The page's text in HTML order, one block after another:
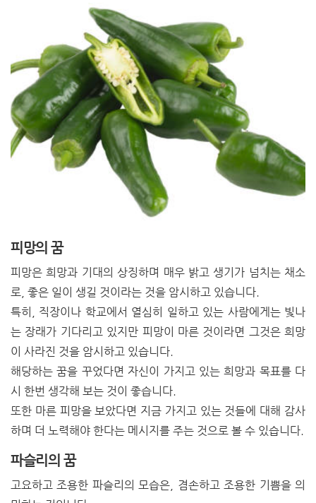
피망의 꿈
피망은 희망과 기대의 상징하며 매우 밝고 생기가 넘치는 채소
로, 좋은 일이 생길 것이라는 것을 암시하고 있습니다.
특히, 직장이나 학교에서 열심히 일하고 있는 사람에게는 빛나
는 장래가 기다리고 있지만 피망이 마른 것이라면 그것은 희망
이 사라진 것을 암시하고 있습니다.
해당하는 꿈을 꾸었다면 자신이 가지고 있는 희망과 목표를 다
시 한번 생각해 보는 것이 좋습니다.
또한 마른 피망을 보았다면 지금 가지고 있는 것들에 대해 감사
하며 더 노력해야 한다는 메시지를 주는 것으로 볼 수 있습니다.
파슬리의 꿈
고요하고 조용한 파슬리의 모습은, 겸손하고 조용한 기쁨을 의